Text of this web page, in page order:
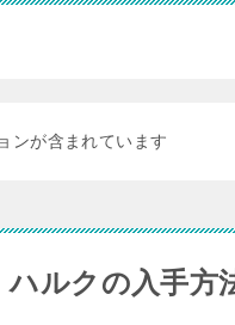
ンが含まれています
ハルクの入手方